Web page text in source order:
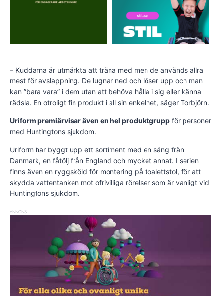
– Kuddarna är utmärkta att träna med men de används allra
mest för avslappning. De lugnar ned och löser upp och man
kan ”bara vara” i dem utan att behöva hålla i sig eller känna
rädsla. En otroligt fin produkt i all sin enkelhet, säger Torbjörn.
Uriform premiärvisar även en hel produktgrupp för personer
med Huntingtons sjukdom.
Uriform har byggt upp ett sortiment med en säng från
Danmark, en fåtölj från England och mycket annat. I serien
finns även en ryggsköld för montering på toalettstol, för att
skydda vattentanken mot ofrivilliga rörelser som är vanligt vid
Huntingtons sjukdom.
ANNONS